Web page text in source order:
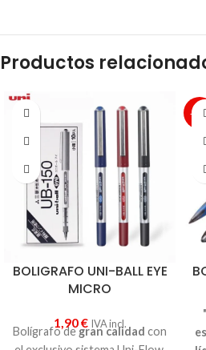
Productos
BOLIGRAFO UNI-BALL EYE
MICRO
1,90€ IVA incl.
Bolígrafo degran calidad con
-